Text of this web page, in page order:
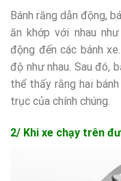
Bánh răng dẫn động,
ăn khớp với nhau
động đến các bánh
độ như nhau. Sau đó,
thể thấy rằng hai
trục của chính chúng.
2/ Khi xe chạy trên